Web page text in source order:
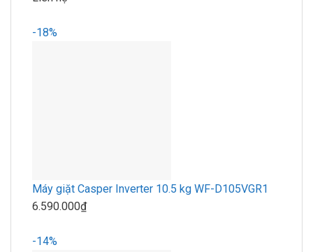
-18%
Máy giặt Casper Inverter 10.5 kg WF-D105VGR1
6.590.000₫
-14%